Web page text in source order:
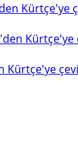
Kürtçe'ye
Kürtçe'ye
Kürtçe'ye